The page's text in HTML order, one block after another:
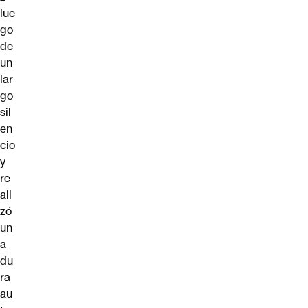
lue
go
de
un
lar
go
sil
en
cio
y
re
ali
zó
un
a
du
ra
au